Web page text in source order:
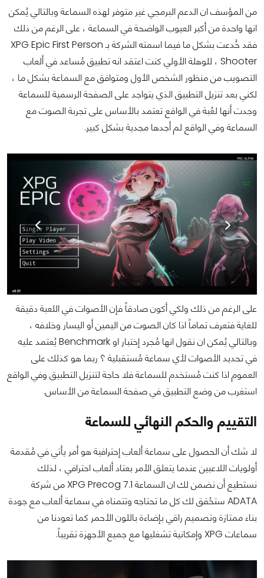
من المؤسف ان الدعم البرمجي غير متوفر لهذه السماعة وبالتالي يُمكن
انها واحدة من أكبر العيوب الواضحة في السماعة ، على الرغم من ذلك
فقد خُدعت بشكل ما فيما اسمته الشركة بـ XPG Epic First Person
Shooter ، للوهلة الأولي كنت اعتقد انه تطبيق مُساعد في ألعاب
التصويب من منظور الشخص الأول ومتوافق مع السماعة بشكل ما ،
لكني بعد تنزيل التطبيق الذي يتواجد على الصفحة الرسمية للسماعة
وجدت أنها لعُبة في الواقع تعتمد بالأساس على تجربة الصوت مع
السماعة وفي الواقع لم أجدها مجدية بشكل كبير.
على الرغم من ذلك ولكي أكون صادقاً فإن الأصوات في اللعبة دقيقة
للغاية فتعرف تماماً اذا كان الصوت من اليمين أو اليسار وخلافه ،
وبالتالي يُمكن ان نقول انها مُجرد إختبار او Benchmark يُعتمد عليه
في تحديد الأصوات لأي سماعة مُستقبلية ؟ ربما هو كذلك على
العموم اذا كنت مُستخدم للسماعة فلا حاجة لتنزيل التطبيق وفي الواقع
استغرب من وضع التطبيق في صفحة السماعة من الأساس.
التقييم والحكم النهائي للسماعة
لا شك أن الحصول على سماعة ألعاب إحترافية هو أمر يأتي في مُقدمة
أولويات اللاعبين عندما يتعلق الأمر بعتاد ألعاب احترافي ، لذلك
نستطيع أن نضمن لك ان السماعة XPG Precog 7.1 من شركة
ADATA ستحُقق لك كل ما تحتاجه وتتمناه في سماعة ألعاب مع جودة
بناء ممتازة وتصميم راقي بإضاءة باللون الأحمر كما تعودنا من
سماعات XPG وإمكانية تشغليها مع جميع الأجهزة تقريباً.